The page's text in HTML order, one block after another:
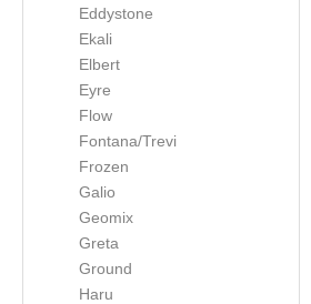
Eddystone
Ekali
Elbert
Eyre
Flow
Fontana/Trevi
Frozen
Galio
Geomix
Greta
Ground
Haru